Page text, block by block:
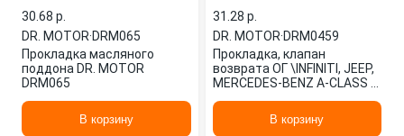
30.68 p.
DR. MOTOR·DRM065
Прокладка масляного
поддона DR. MOTOR
DRM065
В корзину
31.28 p.
DR. MOTOR·DRM0459
Прокладка, клапан
возврата ОГ \INFINITI, JEEP,
MERCEDES-BENZ A-CLASS A
200 DRM0459 DR. MOTOR
В корзину